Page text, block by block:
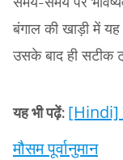
बंगाल की खाड़ी में यह
उसके बाद ही सटीक
यह भी पढ़ें: [Hindi]
मौसम पूर्वानुमान